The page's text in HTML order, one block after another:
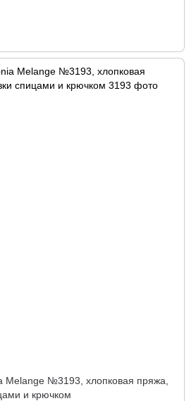
Melange №3193, хлопковая пряжа,
и крючком